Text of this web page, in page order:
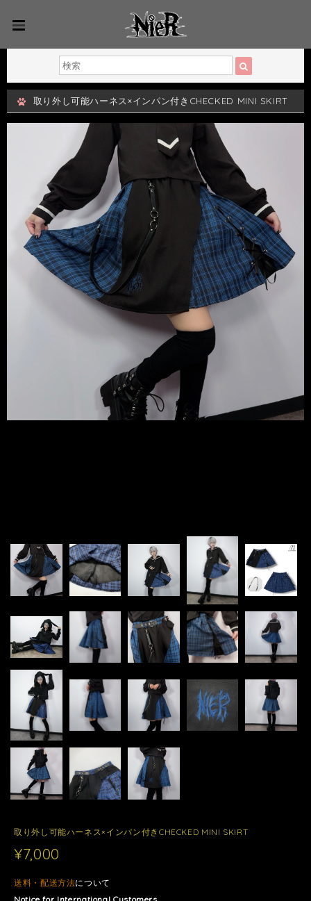
取り外し可能ハーネス×インパン付きCHECKED MINI SKIRT
取り外し可能ハーネス×インパン付きCHECKED MINI SKIRT
¥7,000
送料・配送方法について